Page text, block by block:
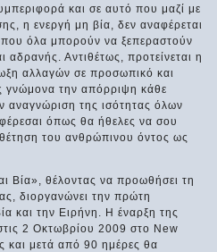
και σε αυτό που μαζί με
η ενεργή μη βία, δεν αναφέρεται
όλα μπορούν να ξεπεραστούν
αδρανής. Αντιθέτως, προτείνεται η
αλλαγών σε προσωπικό και
γνώμονα την απόρριψη κάθε
αναγνώριση της ισότητας όλων
όπως θα ήθελες να σου
του ανθρώπινου όντος ως
Βία», θέλοντας να προωθήσει τη
διοργανώνει την πρώτη
και την Ειρήνη. Η έναρξη της
2 Οκτωβρίου 2009 στο New
και μετά από 90 ημέρες θα